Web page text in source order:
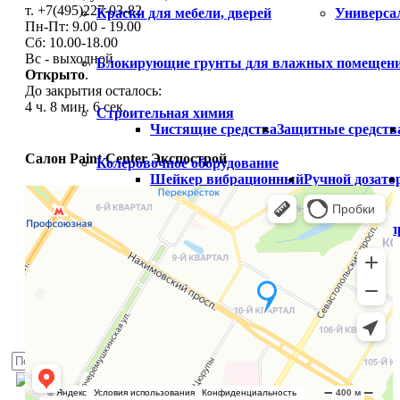
т. +7(495)227-03-82
Пн-Пт: 9.00 - 19.00
Сб: 10.00-18.00
Вс - выходной
Открыто.
До закрытия осталось:
4 ч. 8 мин. 5 сек.
Салон Paint Center Экспострой
Краски для мебели, дверей
Блокирующие грунты для влажных
Строительная химия
Чистящие средстваЗащитные
Колеровочное оборудование
Шейкер вибрационныйРучной
Распродажа
Готовый цветРаспродажа краски